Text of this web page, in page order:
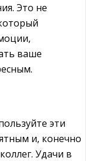
Это не
ваше
эти
и, конечно
Удачи в